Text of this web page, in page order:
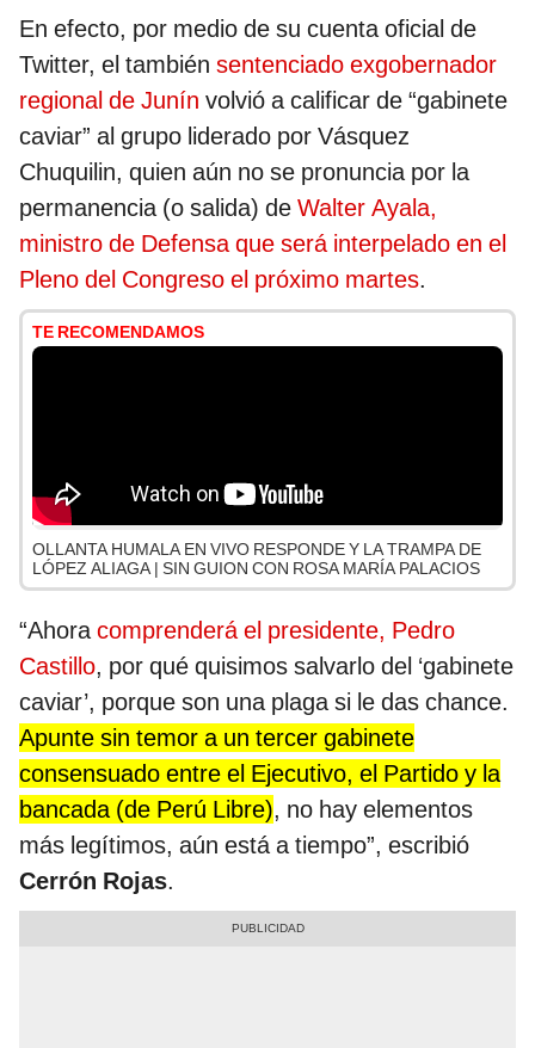
En efecto, por medio de su cuenta oficial de
Twitter, el también sentenciado exgobernador
regional de Junín volvió a calificar de “gabinete
caviar” al grupo liderado por Vásquez
Chuquilin, quien aún no se pronuncia por la
permanencia (o salida) de Walter Ayala,
ministro de Defensa que será interpelado en el
Pleno del Congreso el próximo martes.
TE RECOMENDAMOS
OLLANTA HUMALA EN VIVO RESPONDE Y LA TRAMPA DE
LÓPEZ ALIAGA | SIN GUION CON ROSA MARÍA PALACIOS
“Ahoracomprenderá el presidente, Pedro
Castillo, por qué quisimos salvarlo del ‘gabinete
caviar’, porque son una plaga si le das chance.
Apunte sin temor a un tercer gabinete
consensuado entre el Ejecutivo, el Partido y la
bancada (de Perú Libre), no hay elementos
más legítimos, aún está a tiempo”, escribió
Cerrón Rojas.